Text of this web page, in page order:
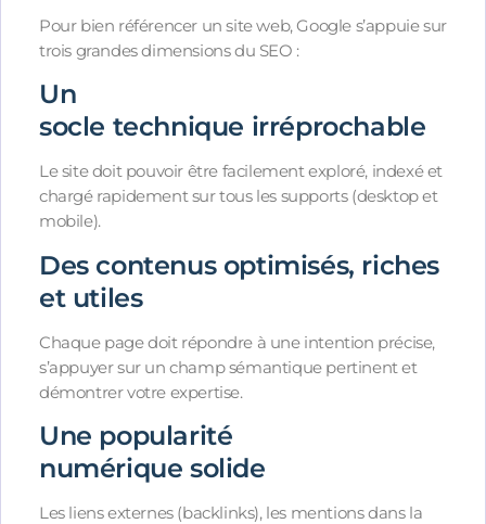
Pour bien référencer un site web, Google s’appuie sur
trois grandes dimensions du SEO :
Un
socle technique irréprochable
Le site doit pouvoir être facilement exploré, indexé et
chargé rapidement sur tous les supports (desktop et
mobile).
Des contenus optimisés, riches
et utiles
Chaque page doit répondre à une intention précise,
s’appuyer sur un champ sémantique pertinent et
démontrer votre expertise.
Une popularité
numérique solide
Les liens externes (backlinks), les mentions dans la